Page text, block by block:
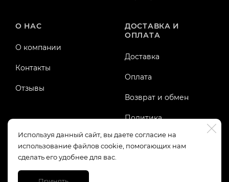
Используя данный сайт, вы даете согласие на
использование файлов cookie, помогающих нам
сделать его удобнее для вас.
О НАС
О компании
Контакты
Отзывы
ДОСТАВКА И
ОПЛАТА
Доставка
Оплата
Возврат и обмен
Политика
конфиденциальности
Публичная оферта